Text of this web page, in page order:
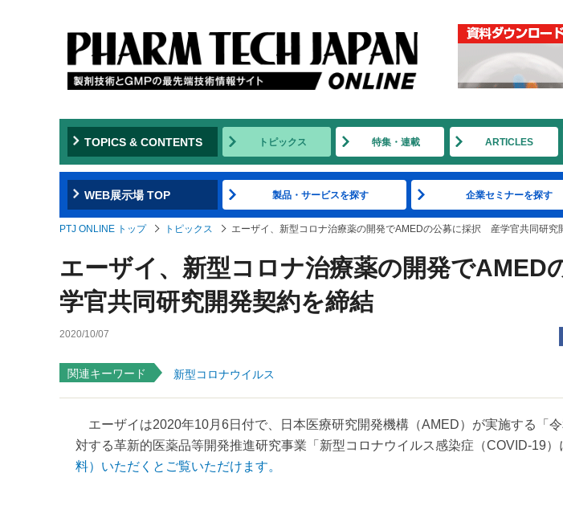
TOPICS & CONTENTS トピックス 特集・連載 ARTICLES
WEB展示場 TOP 製品・サービスを探す 企業セミナーを探す
PTJ ONLINE トップ トピックス エーザイ、新型コロナ治療薬の開発でAMEDの公募に採択 産学官共同研究
エーザイ、新型コロナ治療薬の開発で
学官共同研究開発契約を締結
2020/10/07
関連キーワード 新型コロナウイルス
エーザイは2020年10月6日付で、日本医療研究開発機構（AMED）が実施する「
対する革新的医薬品等開発推進研究事業「新型コロナウイルス感染症（COVID-19）
料）いただくとご覧いただけます。